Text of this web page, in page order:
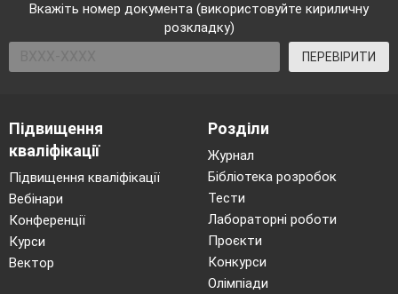
Вкажіть номер документа (використовуйте кириличну
розкладку)
ПЕРЕВІРИТИ
Підвищення
кваліфікації
Підвищення кваліфікації
Вебінари
Конференції
Курси
Вектор
Розділи
Журнал
Бібліотека розробок
Тести
Лабораторні роботи
Проєкти
Конкурси
Олімпіади